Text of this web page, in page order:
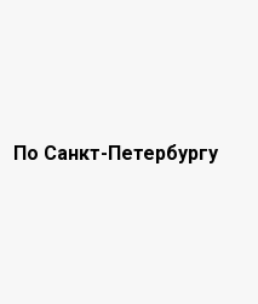
По Санкт-Петербургу